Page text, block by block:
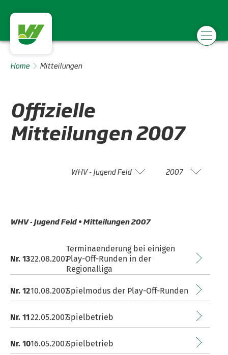
Home Mitteilungen
Offizielle
Mitteilungen2007
WHV - Jugend Feld 2007
WHV - Jugend Feld • Mitteilungen 2007
Nr. 1322.08.2007
Terminaenderung bei einigen
Play-Off-Runden in der
Regionalliga
Nr. 1210.08.2007Spielmodus der Play-Off-Runden
Nr. 1122.05.2007Spielbetrieb
Nr. 1016.05.2007Spielbetrieb